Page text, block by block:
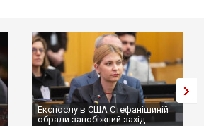
Трамп не передасть Україні
сотні ракет до Patriot, бо у